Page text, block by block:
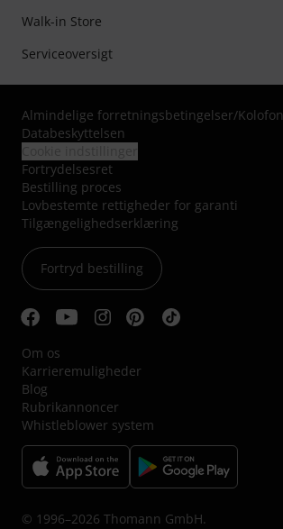
Walk-in Store
Serviceoversigt
Almindelige forretningsbetingelser/Kolofon
Databeskyttelsen
Fortrydelsesret
Bestilling proces
Lovbestemte rettigheder for garanti
Tilgængelighedserklæring
Fortryd bestilling
Om os
Karrieremuligheder
Blog
Rubrikannoncer
Whistleblower system
© 1996–2026 Thomann GmbH.